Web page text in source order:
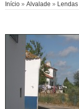
Início » Alvalade » Lendas